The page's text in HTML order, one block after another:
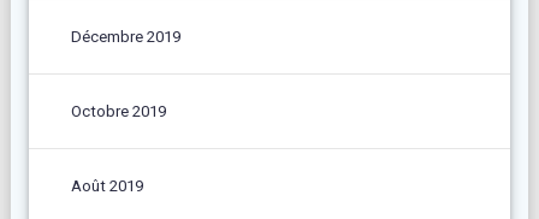
Décembre 2019
Octobre 2019
Août 2019